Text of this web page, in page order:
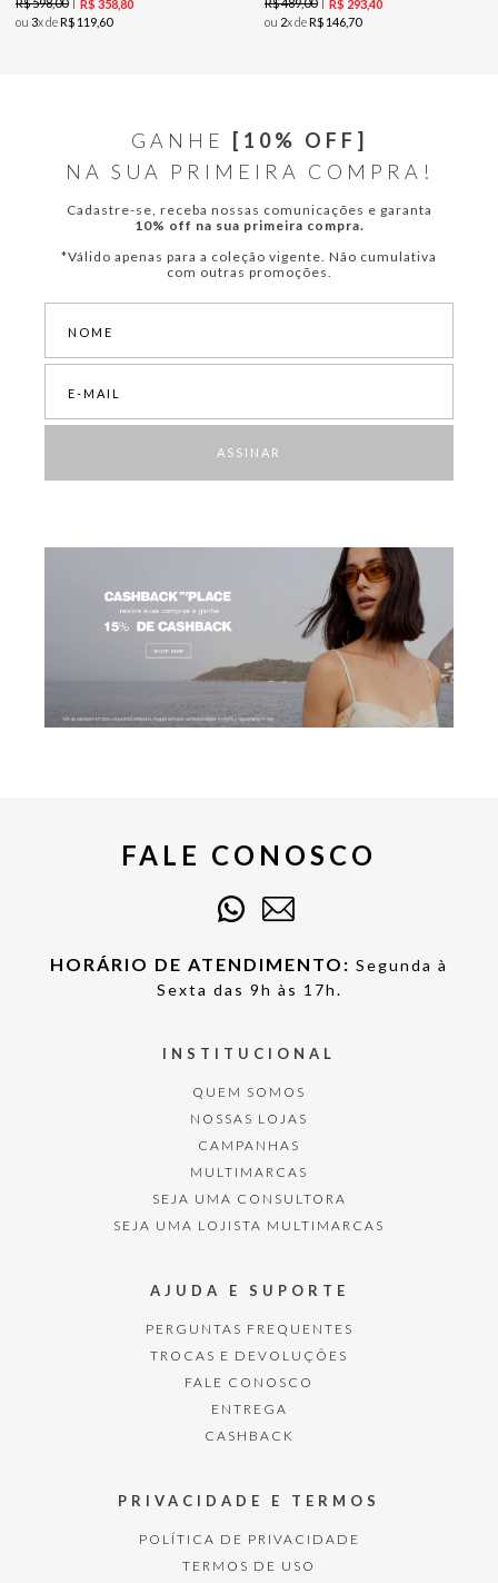
R$ 35880
ou 3x deR$ 119 60
R$ 29340
ou 2x deR$ 14670
GANHE
[10% OFF]
NA SUA PRIMEIRA COMPRA!
Cadastre-se, receba nossas comunicações e garanta
10% off na sua primeira compra.
*Válido apenas para a coleção vigente. Não cumulativa
com outras promoções.
ASSINAR
FALE CONOSCO
HORÁRIO DE ATENDIMENTO: Segunda à
Sexta das 9h às 17h.
INSTITUCIONAL
QUEM SOMOS
NOSSAS LOJAS
CAMPANHAS
MULTIMARCAS
SEJA UMA CONSULTORA
SEJA UMA LOJISTA MULTIMARCAS
AJUDA E SUPORTE
PERGUNTAS FREQUENTES
TROCAS E DEVOLUÇÕES
FALE CONOSCO
ENTREGA
CASHBACK
PRIVACIDADE E TERMOS
POLÍTICA DE PRIVACIDADE
TERMOS DE USO